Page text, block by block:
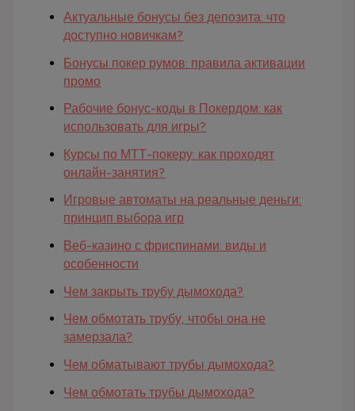
Актуальные бонусы без депозита: что
доступно новичкам?
Бонусы покер румов: правила активации
промо
Рабочие бонус-коды в Покердом: как
использовать для игры?
Курсы по МТТ-покеру: как проходят
онлайн-занятия?
Игровые автоматы на реальные деньги:
принцип выбора игр
Веб-казино с фриспинами: виды и
особенности
Чем закрыть трубу дымохода?
Чем обмотать трубу, чтобы она не
замерзала?
Чем обматывают трубы дымохода?
Чем обмотать трубы дымохода?